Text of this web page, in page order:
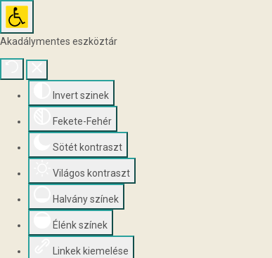
Akadálymentes eszköztár
Invert szinek
Fekete-Fehér
Sötét kontraszt
Világos kontraszt
Halvány színek
Élénk színek
Linkek kiemelése